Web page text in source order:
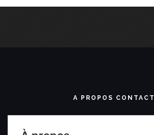
A PROPOS CONTACT